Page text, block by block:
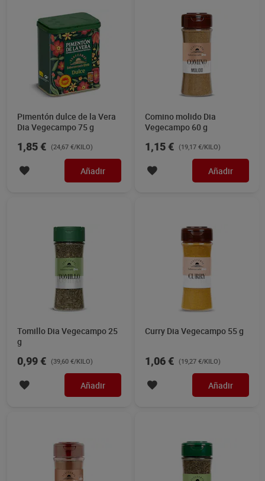
Pimentón dulce de la Vera
Dia Vegecampo 75 g
1,85 € (24,67 €/KILO)
Añadir
Comino molido Dia
Vegecampo 60 g
1,15 € (19,17 €/KILO)
Añadir
Tomillo Dia Vegecampo 25
g
0,99 € (39,60 €/KILO)
Añadir
Curry Dia Vegecampo 55 g
1,06 € (19,27 €/KILO)
Añadir